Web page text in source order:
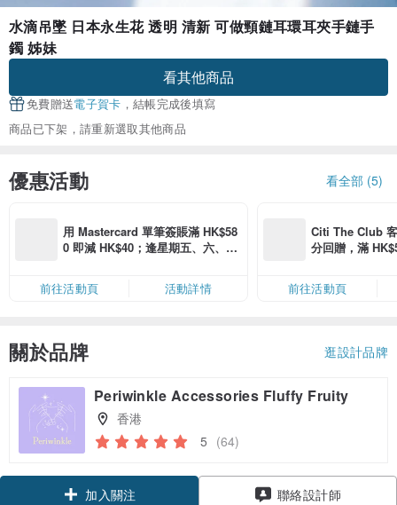
水滴吊墜 日本永生花 透明 清新 可做頸鏈耳環耳夾手鏈手
鐲 姊妹
看其他商品
免費贈送電子賀卡 ，結帳完成後填寫
商品已下架，請重新選取其他商品
優惠活動 看全部 (5)
用 Mastercard 單筆簽賬滿 HK$58
0 即減 HK$40；逢星期五、六、日
限，額滿即止，僅限「常用信用
卡」結帳）
前往活動頁 活動詳情
Citi The Club
分回贈，滿
前往活動頁
關於品牌 逛設計品牌
Periwinkle Accessories Fluffy Fruity
香港
5 (64)
加入關注 聯絡設計師